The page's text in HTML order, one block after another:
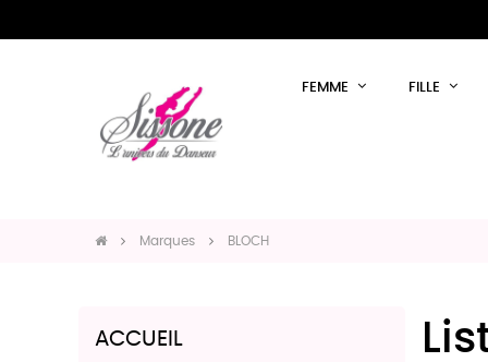
FEMME FILLE
Marques BLOCH
ACCUEIL